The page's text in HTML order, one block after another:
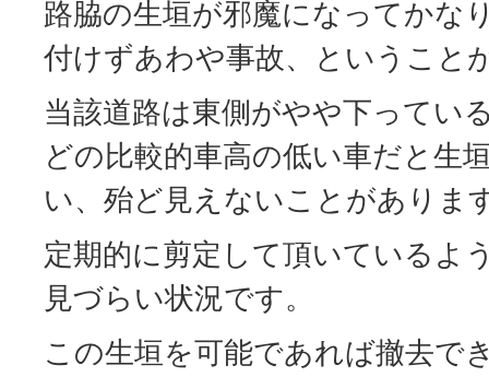
路脇の生垣が邪魔になってかな
付けずあわや事故、ということ
当該道路は東側がやや下ってい
どの比較的車高の低い車だと生
い、殆ど見えないことがありま
定期的に剪定して頂いているよ
見づらい状況です。
この生垣を可能であれば撤去で